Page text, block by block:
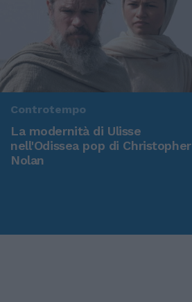
Controtempo
La modernità di Ulisse
nell'Odissea pop di Christopher
Nolan